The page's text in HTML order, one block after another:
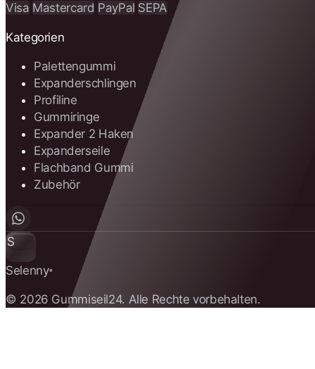
Visa Mastercard PayPal SEPA
Kategorien
Palettengummi
Expanderschlingen
Profiline
Gummiringe
Expander 2 Haken
Expanderseile
Flachband Gummi
Zubehör
S
Selenny®
© 2026 Gummiseil24. Alle Rechte vorbehalten.